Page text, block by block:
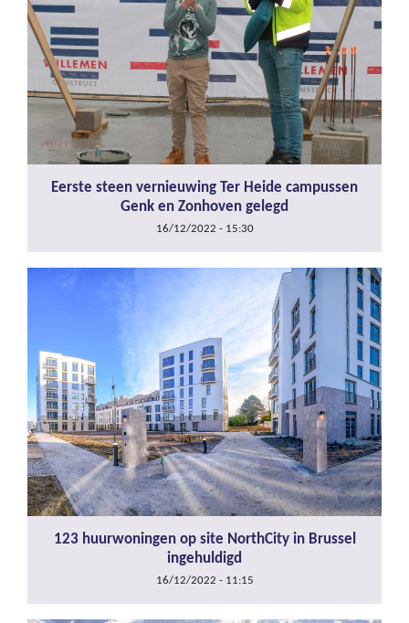
Eerste steen vernieuwing Ter Heide campussen
Genk en Zonhoven gelegd
16/12/2022 - 15:30
123 huurwoningen op site NorthCity in Brussel
ingehuldigd
16/12/2022 - 11:15